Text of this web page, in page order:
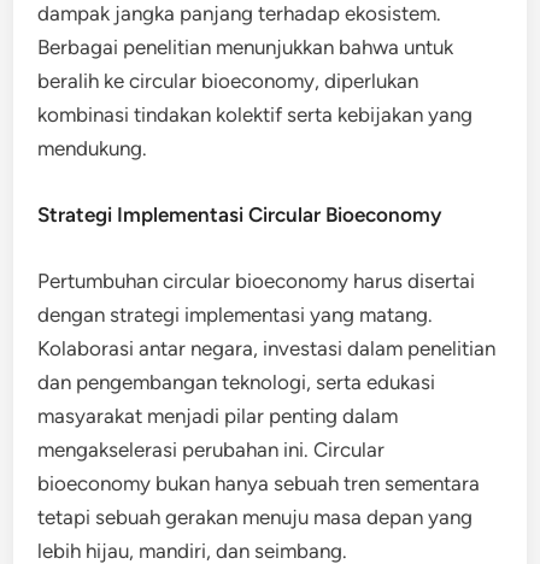
dampak jangka panjang terhadap ekosistem.
Berbagai penelitian menunjukkan bahwa untuk
beralih ke circular bioeconomy, diperlukan
kombinasi tindakan kolektif serta kebijakan yang
mendukung.
Strategi Implementasi Circular Bioeconomy
Pertumbuhan circular bioeconomy harus disertai
dengan strategi implementasi yang matang.
Kolaborasi antar negara, investasi dalam penelitian
dan pengembangan teknologi, serta edukasi
masyarakat menjadi pilar penting dalam
mengakselerasi perubahan ini. Circular
bioeconomy bukan hanya sebuah tren sementara
tetapi sebuah gerakan menuju masa depan yang
lebih hijau, mandiri, dan seimbang.